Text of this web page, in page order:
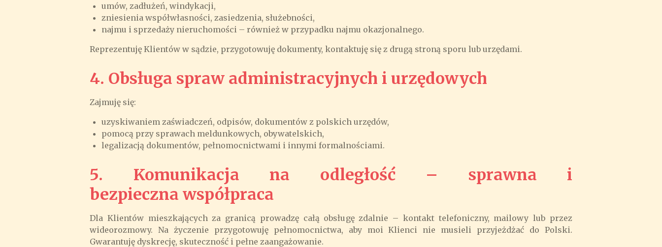
umów, zadłużeń, windykacji,
zniesienia współwłasności, zasiedzenia, służebności,
najmu i sprzedaży nieruchomości – również w przypadku najmu okazjonalnego.
Reprezentuję Klientów w sądzie, przygotowuję dokumenty, kontaktuję się z drugą stroną sporu lub urzędami.
4. Obsługa spraw administracyjnych i urzędowych
Zajmuję się:
uzyskiwaniem zaświadczeń, odpisów, dokumentów z polskich urzędów,
pomocą przy sprawach meldunkowych, obywatelskich,
legalizacją dokumentów, pełnomocnictwami i innymi formalnościami.
5. Komunikacja na odległość – sprawna i
bezpieczna współpraca
Dla Klientów mieszkających za granicą prowadzę całą obsługę zdalnie – kontakt telefoniczny, mailowy lub przez
wideorozmowy. Na życzenie przygotowuję pełnomocnictwa, aby moi Klienci nie musieli przyjeżdżać do Polski.
Gwarantuję dyskrecję, skuteczność i pełne zaangażowanie.